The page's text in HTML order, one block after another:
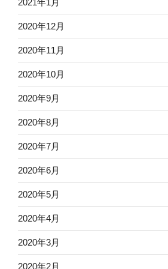
2020年12月
2020年11月
2020年10月
2020年9月
2020年8月
2020年7月
2020年6月
2020年5月
2020年4月
2020年3月
2020年2月